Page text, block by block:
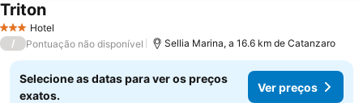
3 EstrelasHotel
TritonVer preços
/ Pontuação não disponível Sellia Marina, a 16.6 km de Catanzaro
Selecione as datas para ver os preços
exatos.
Ver preços